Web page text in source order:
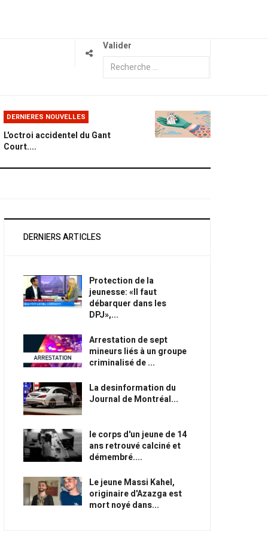
Valider
DERNIERES NOUVELLES
L'octroi accidentel du Gant
Court....
DERNIERS ARTICLES
Protection de la
jeunesse: «Il faut
débarquer dans les
DPJ»,...
Arrestation de sept
mineurs liés à un groupe
criminalisé de ...
La desinformation du
Journal de Montréal...
le corps d'un jeune de 14
ans retrouvé calciné et
démembré....
Le jeune Massi Kahel,
originaire d'Azazga est
mort noyé dans...